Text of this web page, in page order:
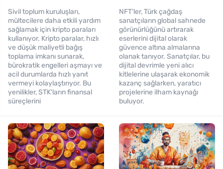
Sivil toplum kuruluşları,
mültecilere daha etkili yardım
sağlamak için kripto paraları
kullanıyor. Kripto paralar, hızlı
ve düşük maliyetli bağış
toplama imkanı sunarak,
bürokratik engelleri aşmayı ve
acil durumlarda hızlı yanıt
vermeyi kolaylaştırıyor. Bu
yenilikler, STK'ların finansal
süreçlerini
NFT'ler, Türk çağdaş
sanatçıların global sahnede
görünürlüğünü artırarak
eserlerini dijital olarak
güvence altına almalarına
olanak tanıyor. Sanatçılar, bu
dijital devrimle yeni alıcı
kitlelerine ulaşarak ekonomik
kazanç sağlarken, yaratıcı
projelerine ilham kaynağı
buluyor.